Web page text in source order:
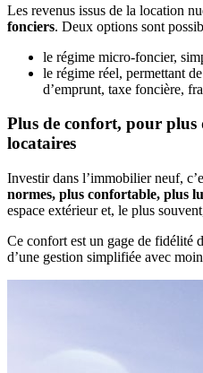
Les revenus issus de la location
fonciers. Deux options sont
le régime micro-foncier,
le régime réel, permettant
d’emprunt, taxe foncière,
Plus de confort, pour plus
locataires
Investir dans l’immobilier neuf,
normes, plus confortable, plus
espace extérieur et, le plus
Ce confort est un gage de fidélité
d’une gestion simplifiée avec